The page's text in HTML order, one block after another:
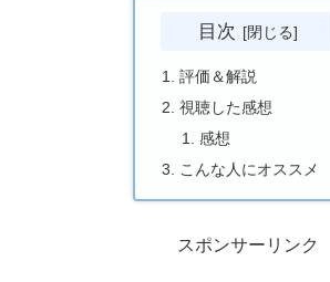
目次
評価＆解説
視聴した感想
感想
こんな人にオススメ
スポンサーリンク